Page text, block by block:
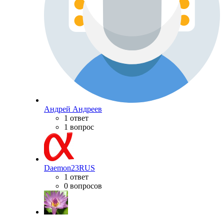
Андрей Андреев
1 ответ
1 вопрос
Daemon23RUS
1 ответ
0 вопросов